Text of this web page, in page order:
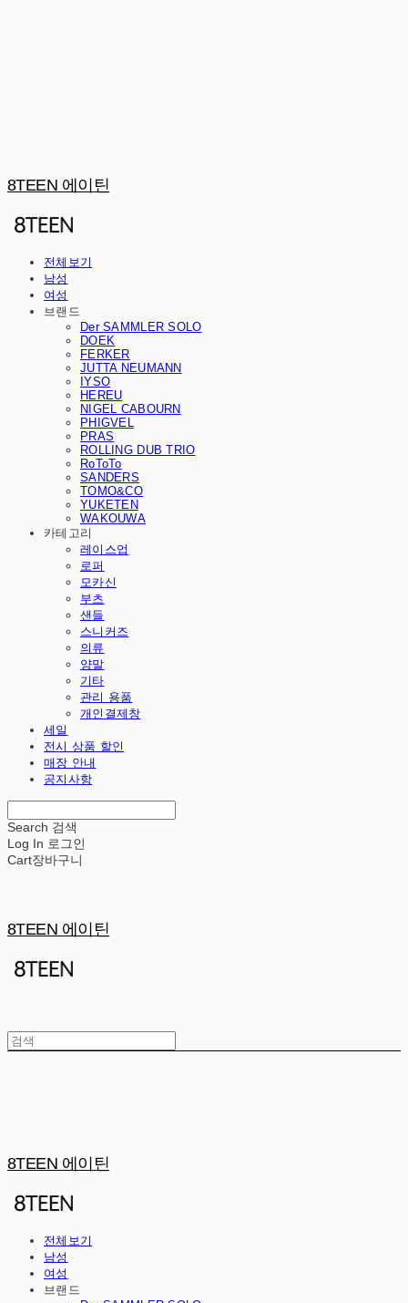
8TEEN 에이틴
전체보기
남성
여성
브랜드
Der SAMMLER SOLO
DOEK
FERKER
JUTTA NEUMANN
IYSO
HEREU
NIGEL CABOURN
PHIGVEL
PRAS
ROLLING DUB TRIO
RoToTo
SANDERS
TOMO&CO
YUKETEN
WAKOUWA
카테고리
레이스업
로퍼
모카신
부츠
샌들
스니커즈
의류
양말
기타
관리 용품
개인결제창
세일
전시 상품 할인
매장 안내
공지사항
Search 검색
Log In 로그인
Cart장바구니
8TEEN 에이틴
8TEEN 에이틴
전체보기
남성
여성
브랜드